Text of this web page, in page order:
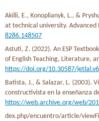
Akilli, E., Konoplianyk, L., &
at technical university. Advanced
8286.148507
Astuti, Z. (2022). An ESP
of English Teaching, Literature,
https://doi.org/10.30587/
Batista, J., & Salazar, L. (2003).
constructivista en la enseñanza
https://web.archive.org/web/
dex.php/encuentro/article/